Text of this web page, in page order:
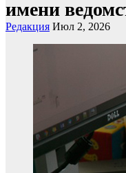
имени
Редакция Июл 2, 2026